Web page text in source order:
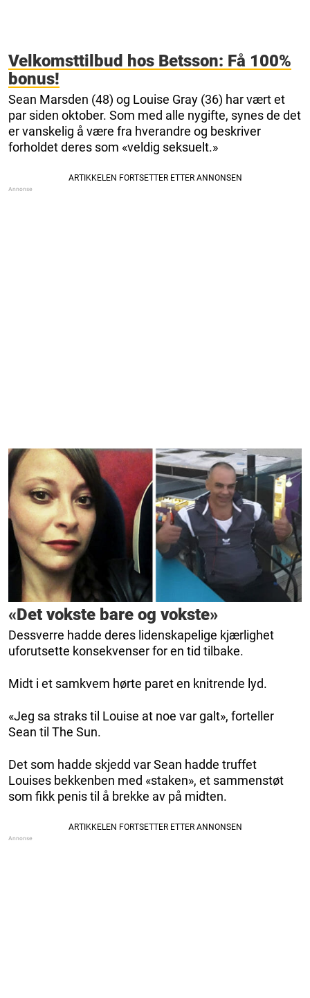
Velkomsttilbud hos Betsson: Få 100%
bonus!
Sean Marsden (48) og Louise Gray (36) har vært et
par siden oktober. Som med alle nygifte, synes de det
er vanskelig å være fra hverandre og beskriver
forholdet deres som «veldig seksuelt.»
«Det vokste bare og vokste»
Dessverre hadde deres lidenskapelige kjærlighet
uforutsette konsekvenser for en tid tilbake.
Midt i et samkvem hørte paret en knitrende lyd.
«Jeg sa straks til Louise at noe var galt», forteller
Sean til The Sun.
Det som hadde skjedd var Sean hadde truffet
Louises bekkenben med «staken», et sammenstøt
som fikk penis til å brekke av på midten.